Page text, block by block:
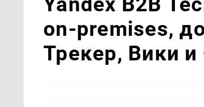
on-premises,
Трекер, Вики